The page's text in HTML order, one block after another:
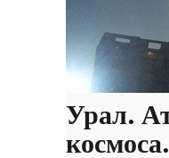
Урал.